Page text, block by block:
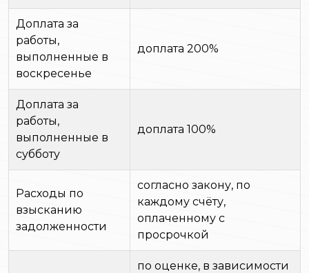
Доплата за
работы,
выполненные в
воскресенье
доплата 200%
Доплата за
работы,
выполненные в
субботу
доплата 100%
Расходы по
взысканию
задолженности
согласно закону, по
каждому счёту,
оплаченному с
просрочкой
по оценке, в зависимости